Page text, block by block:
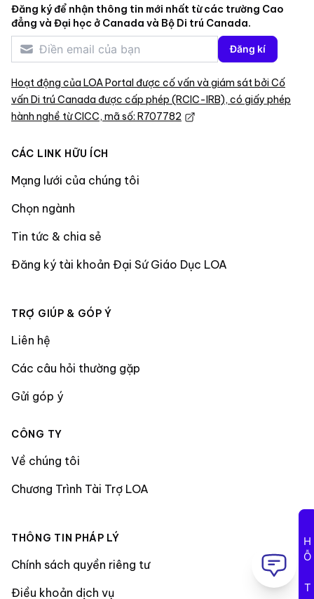
Đăng ký để nhận thông tin mới nhất từ các trường Cao
đẳng và Đại học ở Canada và Bộ Di trú Canada.
Đăng kí
Hoạt động của LOA Portal được cố vấn và giám sát bởi Cố
vấn Di trú Canada được cấp phép (RCIC-IRB), có giấy phép
hành nghề từ CICC, mã số: R707782
CÁC LINK HỮU ÍCH
Mạng lưới của chúng tôi
Chọn ngành
Tin tức & chia sẻ
Đăng ký tài khoản Đại Sứ Giáo Dục LOA
TRỢ GIÚP & GÓP Ý
Liên hệ
Các câu hỏi thường gặp
Gửi góp ý
CÔNG TY
Về chúng tôi
Chương Trình Tài Trợ LOA
THÔNG TIN PHÁP LÝ
Chính sách quyền riêng tư
Điều khoản dịch vụ